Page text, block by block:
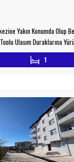
Yakın Konumda Olup
Ulaşım Duraklarına
Asansör , Ebeveyn
& Kapalı Otopark , Çocuk
1